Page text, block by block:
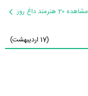
مشاهده 20 هنرمند داغ روز
(17 اردیبهشت)